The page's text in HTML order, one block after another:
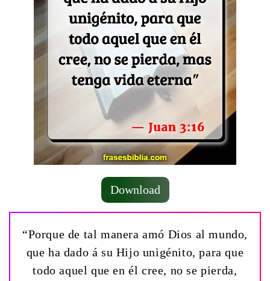
Download
“Porque de tal manera amó Dios al mundo,
que ha dado á su Hijo unigénito, para que
todo aquel que en él cree, no se pierda,